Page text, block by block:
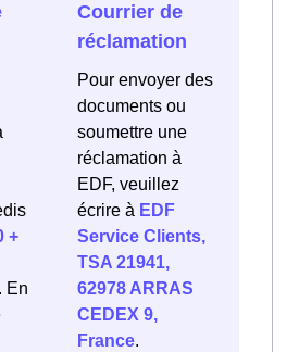
+
. En
Courrier de
réclamation
Pour envoyer des
documents ou
soumettre une
réclamation à
EDF, veuillez
écrire à EDF
Service Clients,
TSA 21941,
62978 ARRAS
CEDEX 9,
France.